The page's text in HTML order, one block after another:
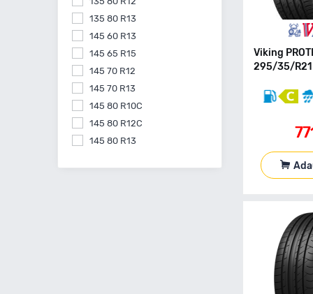
Viking
295/35/R21
135 80 R13
145 60 R13
145 65 R15
145 70 R12
145 70 R13
145 80 R10C
145 80 R12C
145 80 R13